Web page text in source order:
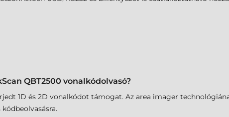
QBT2500 vonalkódolvasó?
1D és 2D vonalkódot támogat. Az area imager